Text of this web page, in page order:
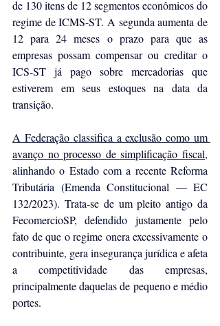
de 130 itens de 12 segmentos econômicos do
regime de ICMS-ST. A segunda aumenta de
12 para 24 meses o prazo para que as
empresas possam compensar ou creditar o
ICS-ST já pago sobre mercadorias que
estiverem em seus estoques na data da
transição.
A Federação classifica a exclusão como um
avanço no processo de simplificação fiscal,
alinhando o Estado com a recente Reforma
Tributária (Emenda Constitucional — EC
132/2023). Trata-se de um pleito antigo da
FecomercioSP, defendido justamente pelo
fato de que o regime onera excessivamente o
contribuinte, gera insegurança jurídica e afeta
a competitividade das empresas,
principalmente daquelas de pequeno e médio
portes.